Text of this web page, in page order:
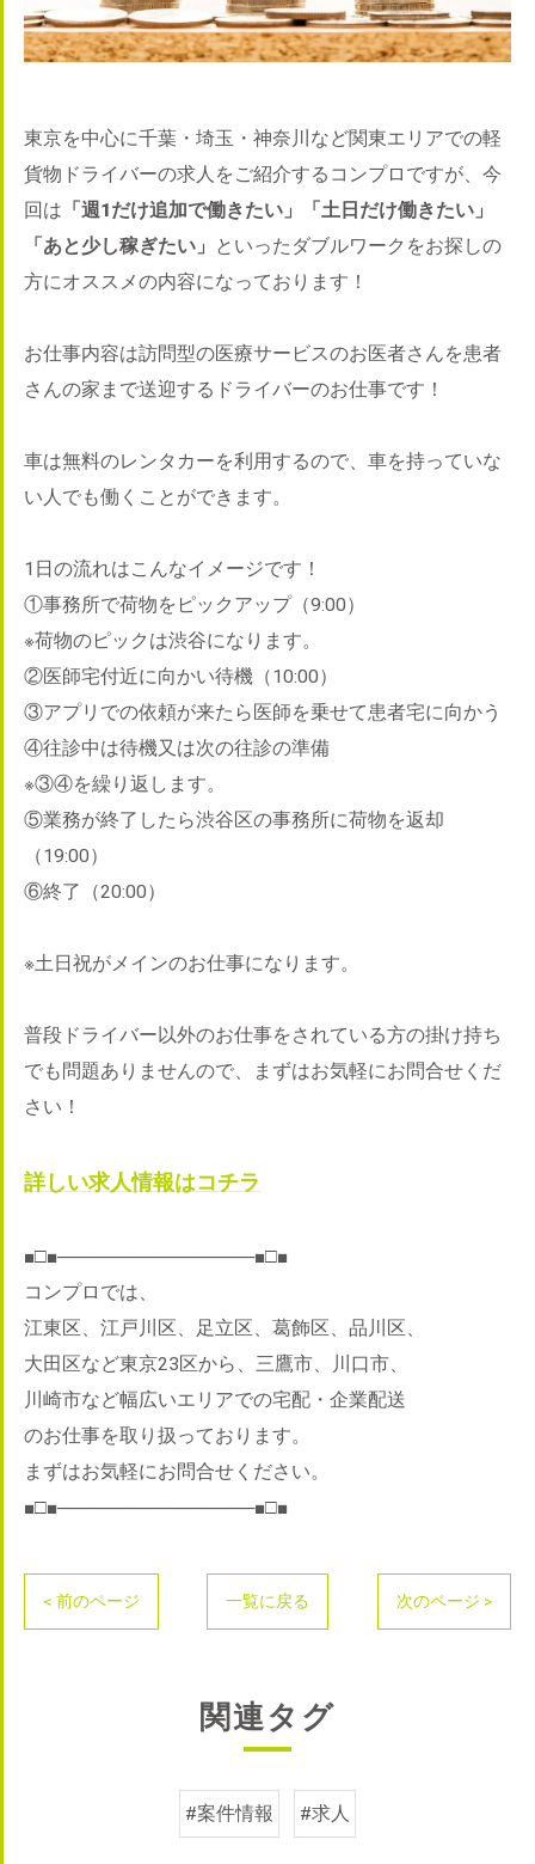
東京を中心に千葉・埼玉・神奈川など関東エリアでの軽
貨物ドライバーの求人をご紹介するコンプロですが、今
回は 「週1だけ追加で働きたい」「土日だけ働きたい」
「あと少し稼ぎたい」
といったダブルワークをお探しの
方にオススメの内容になっております！
お仕事内容は訪問型の医療サービスのお医者さんを患者
さんの家まで送迎するドライバーのお仕事です！
車は無料のレンタカーを利用するので、車を持っていな
い人でも働くことができます。
1日の流れはこんなイメージです！
①事務所で荷物をピックアップ（9:00）
※荷物のピックは渋谷になります。
②医師宅付近に向かい待機（10:00）
③アプリでの依頼が来たら医師を乗せて患者宅に向かう
④往診中は待機又は次の往診の準備
※③④を繰り返します。
⑤業務が終了したら渋谷区の事務所に荷物を返却
（19:00）
⑥終了（20:00）
※土日祝がメインのお仕事になります。
普段ドライバー以外のお仕事をされている方の掛け持ち
でも問題ありませんので、まずはお気軽にお問合せくだ
さい！
詳しい求人情報はコチラ
■□■───────────────■□■
コンプロでは、
江東区、江戸川区、足立区、葛飾区、品川区、
大田区など東京23区から、三鷹市、川口市、
川崎市など幅広いエリアでの宅配・企業配送
のお仕事を取り扱っております。
まずはお気軽にお問合せください。
■□■───────────────■□■
< 前のページ 一覧に戻る 次のページ >
関連タグ
#案件情報 #求人